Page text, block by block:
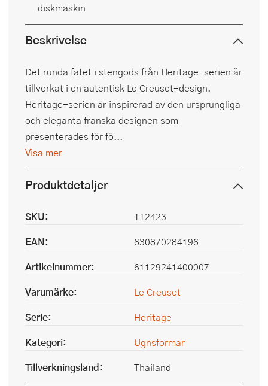
diskmaskin
Beskrivelse
Det runda fatet i stengods från Heritage-serien är
tillverkat i en autentisk Le Creuset-design.
Heritage-serien är inspirerad av den ursprungliga
och eleganta franska designen som
presenterades för fö...
Visa mer
Produktdetaljer
SKU:
112423
EAN:
630870284196
Artikelnummer:
61129241400007
Varumärke:
Le Creuset
Serie:
Heritage
Kategori:
Ugnsformar
Tillverkningsland:
Thailand